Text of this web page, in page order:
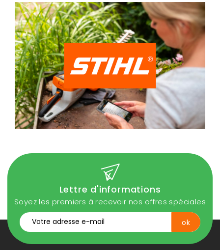
Lettre d'informations
Soyez les premiers à recevoir nos offres spéciales